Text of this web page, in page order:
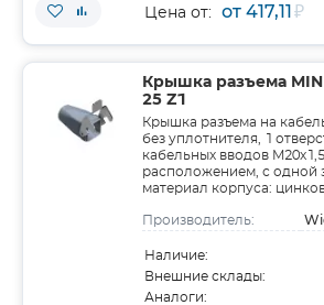
Цена от: от 417,11₽
Крышка разъема MIN
25 Z1
Крышка разъема на
без уплотнителя, 1
кабельных вводов
расположением, с одной
материал корпуса:
Производитель:
Наличие:
Внешние склады:
Аналоги: